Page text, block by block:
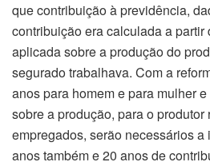
que contribuição à previdência,
contribuição era calculada a partir
aplicada sobre a produção do
segurado trabalhava. Com a
anos para homem e para mulher
sobre a produção, para o produtor
empregados, serão necessários a
anos também e 20 anos de